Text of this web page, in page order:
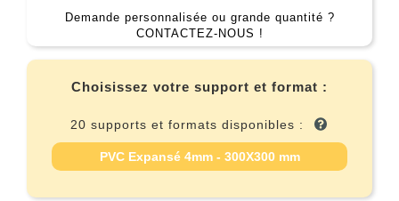
Demande personnalisée ou grande quantité ?
CONTACTEZ-NOUS !
Choisissez votre support et format :
20 supports et formats disponibles :
PVC Expansé 4mm - 300X300 mm